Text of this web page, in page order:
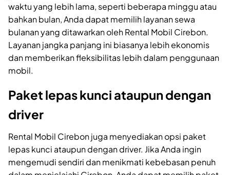
waktu yang lebih lama, seperti beberapa minggu atau
bahkan bulan, Anda dapat memilih layanan sewa
bulanan yang ditawarkan oleh Rental Mobil Cirebon.
Layanan jangka panjang ini biasanya lebih ekonomis
dan memberikan fleksibilitas lebih dalam penggunaan
mobil.
Paket lepas kunci ataupun dengan
driver
Rental Mobil Cirebon juga menyediakan opsi paket
lepas kunci ataupun dengan driver. Jika Anda ingin
mengemudi sendiri dan menikmati kebebasan penuh